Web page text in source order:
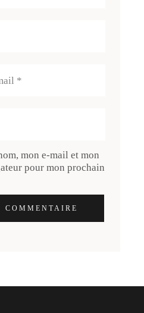
mon e-mail et mon
pour mon prochain
COMMENTAIRE